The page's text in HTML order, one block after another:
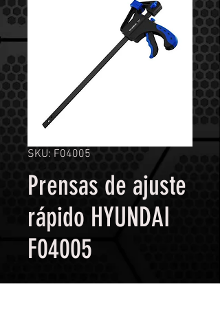
SKU: F04005
Prensas de ajuste
rápido HYUNDAI
F04005